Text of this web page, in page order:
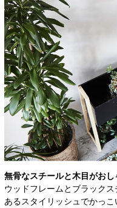
無骨なスチールと木目がお
ウッドフレームとブラック
あるスタイリッシュでかっ